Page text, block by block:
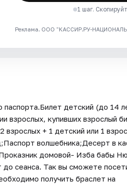
1 шаг.
Реклама. ООО "КАССИР.РУ-
детский (до 14
взрослых, купивших взрослый
+ 1 детский или 1
волшебника;Десерт в
домовой- Изба бабы
сеанса. Так вы сможете
получить браслет на